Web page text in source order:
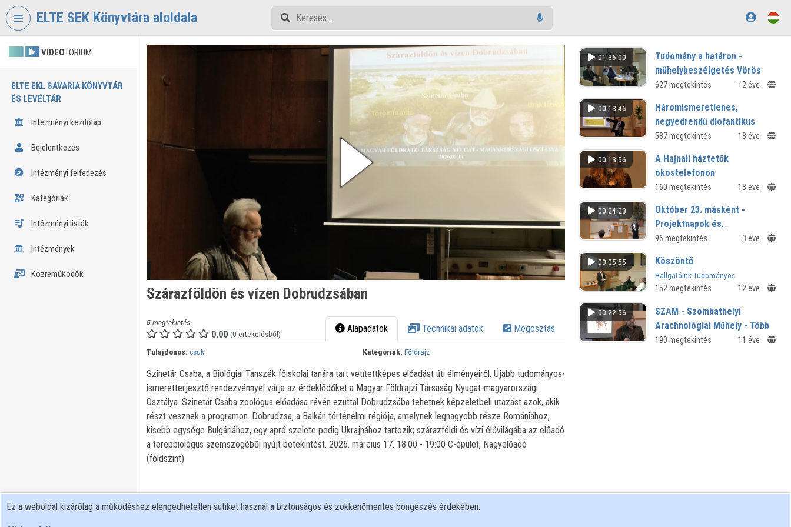
Fejléc kihagyása
ELTE SEK Könyvtára aloldala
VIDEOTORIUM
ELTE EKL SAVARIA KÖNYVTÁR
ÉS LEVÉLTÁR
Intézményi kezdőlap
Bejelentkezés
Intézményi felfedezés
Kategóriák
Intézményi listák
Intézmények
Közreműködők
Szárazföldön és vízen Dobrudzsában
5megtekintés
0.00 (0 értékelésből) Alapadatok Technikai adatok Megosztás
Tulajdonos: csuk Kategóriák: Földrajz
Szinetár Csaba, a Biológiai Tanszék főiskolai tanára tart vetítettképes előadást úti élményeiről. Újabb tudományos-
ismeretterjesztő rendezvénnyel várja az érdeklődőket a Magyar Földrajzi Társaság Nyugat-magyarországi
Osztálya. Szinetár Csaba zoológus előadása révén ezúttal Dobrudzsába tehetnek képzeletbeli utazást azok, akik
részt vesznek a programon. Dobrudzsa, a Balkán történelmi régiója, amelynek legnagyobb része Romániához,
kisebb egysége Bulgáriához, egy apró szelete pedig Ukrajnához tartozik; szárazföldi és vízi élővilágába az előadó
a terepbiológus szemszögéből nyújt betekintést. 2026. március 17. 18:00 - 19:00 C-épület, Nagyelőadó
(földszint)
01:36:00
Tudomány a határon -
műhelybeszélgetés Vörös
Ferenc nyelvésszel
a szerző munkásságáról
627 megtekintés 12 éve
00:13:46
Háromismeretlenes,
negyedrendű diofantikus
egyenletek megoldására
VIII. Regionális Természettudományi
Konferencia
587 megtekintés 13 éve
00:13:56
A Hajnali háztetők
okostelefonon
Mentés másként? - III. IROM-
160 megtekintés 13 éve
00:24:23
Október 23. másként -
Projektnapok és
megemlékezés - Ünnepeink
96 megtekintés 3 éve
00:05:55 Köszöntő
Hallgatóink Tudományos
Tevékenysége, 2013 - Kunc Adolf
152 megtekintés 12 éve
00:22:56
SZAM - Szombathelyi
Arachnológiai Műhely - Több
szemmel, több lábon
190 megtekintés 11 éve
Ez a weboldal kizárólag a működéshez elengedhetetlen sütiket használ a biztonságos és zökkenőmentes böngészés érdekében.